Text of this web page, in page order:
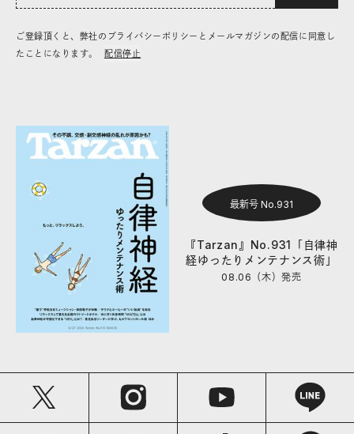
ご登録頂くと、弊社のプライバシーポリシーとメールマガジンの配信に同意し
たことになります。
配信停止
最新号 No.931
『Tarzan』No.931「自律神
経ゆったりメンテナンス術」
08.06（木）発売